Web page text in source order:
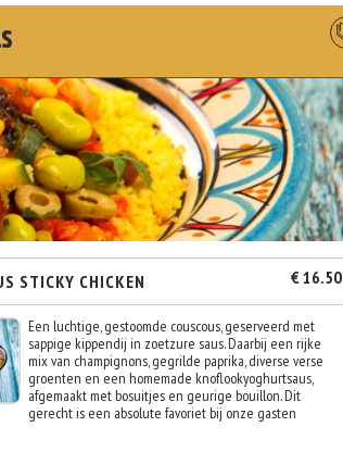
STICKY CHICKEN € 16.50
Een luchtige, gestoomde couscous, geserveerd met
sappige kippendij in zoetzure saus. Daarbij een rijke
mix van champignons, gegrilde paprika, diverse verse
groenten en een homemade knoflookyoghurtsaus,
afgemaakt met bosuitjes en geurige bouillon. Dit
gerecht is een absolute favoriet bij onze gasten